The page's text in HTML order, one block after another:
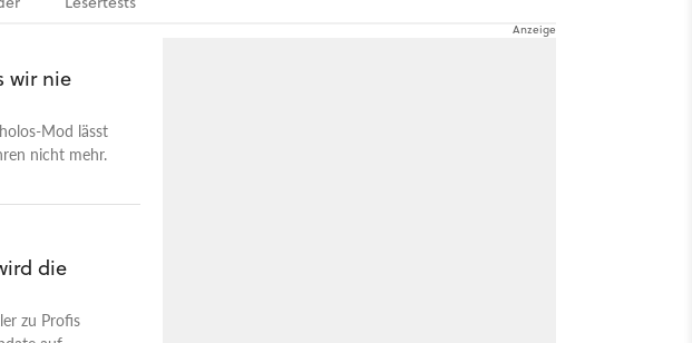
wir nie
Mod lässt
nicht mehr.
die
zu Profis